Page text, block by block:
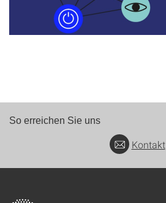
So erreichen Sie uns
Kontakt